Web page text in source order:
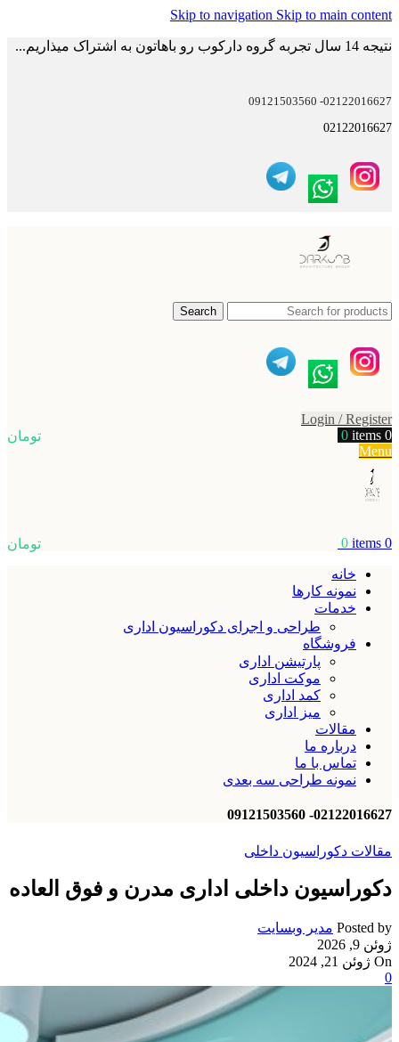
Skip to navigation Skip to main content
نتیجه 14 سال تجربه گروه دارکوب رو باهاتون به اشتراک میذاریم...
02122016627- 09121503560
02122016627
Search
Login / Register
0
items
0
تومان
Menu
0
items
0
تومان
خانه
نمونه کارها
خدمات
طراحی و اجرای دکوراسیون اداری
فروشگاه
پارتیشن اداری
موکت اداری
کمد اداری
میز اداری
مقالات
درباره ما
تماس با ما
نمونه طراحی سه بعدی
02122016627- 09121503560
مقالات دکوراسیون داخلی
دکوراسیون داخلی اداری مدرن و فوق العاده
Posted by مدیر وبسایت
ژوئن 9, 2026
On ژوئن 21, 2024
0